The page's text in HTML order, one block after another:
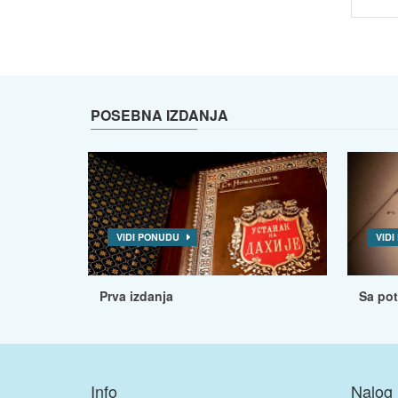
POSEBNA IZDANJA
VIDI PONUDU
Prva izdanja
VIDI
Sa
Info Nalog